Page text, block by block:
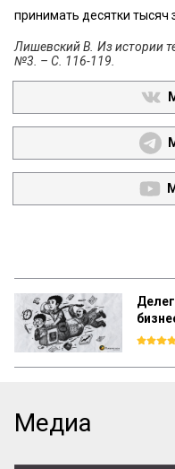
принимать десятки тысяч
Лишевский В. Из истории
№3. – С. 116-119.
прямо
Медиа